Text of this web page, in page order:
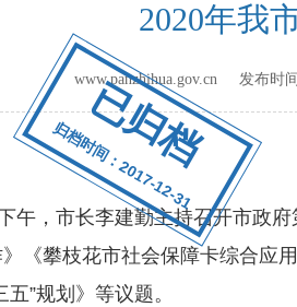
已归档
归档时间：2017-12-31
2020年我
www.panzhihua.gov.cn 发布时
，市长李建勤主持召开市政府
《攀枝花市社会保障卡综合应
”规划》等议题。